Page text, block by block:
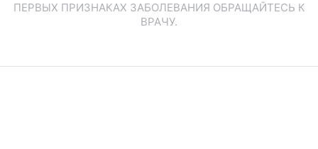
ПЕРВЫХ ПРИЗНАКАХ ЗАБОЛЕВАНИЯ ОБРАЩАЙТЕСЬ К
ВРАЧУ.